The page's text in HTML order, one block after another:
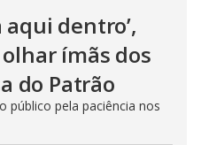
aqui dentro’,
ímãs dos
do Patrão
público pela paciência nos